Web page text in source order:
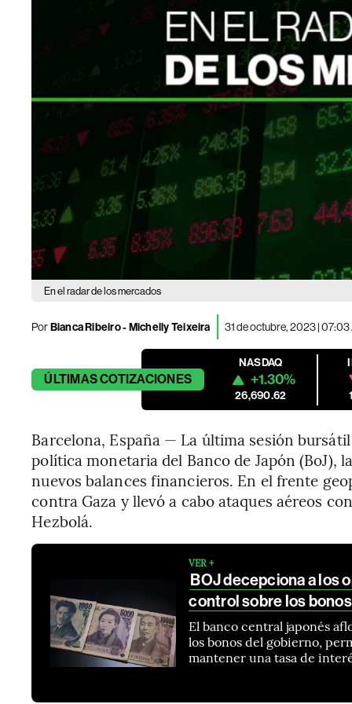
En el radar de los mercados
PorBianca Ribeiro -Michelly Teixeira 31 de octubre, 2023 | 07:03
ÚLTIMASCOTIZACIONES
NASDAQ
+1.30%
26,690.62
Barcelona, España — La última sesión
política monetaria del Banco de Japón (BoJ),
nuevos balances financieros. En el frente
contra Gaza y llevó a cabo ataques aéreos
Hezbolá.
VER +
BOJ decepciona a los
control sobre los bonos
El banco central japonés
los bonos del gobierno,
mantener una tasa de